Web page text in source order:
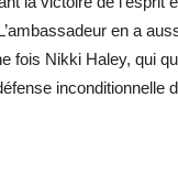
en a
fois Nikki Haley, qui
inconditionnelle